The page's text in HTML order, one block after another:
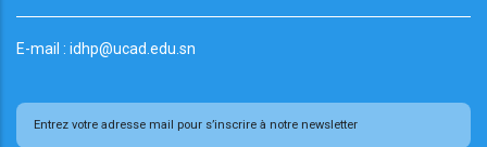
E-mail : idhp@ucad.edu.sn